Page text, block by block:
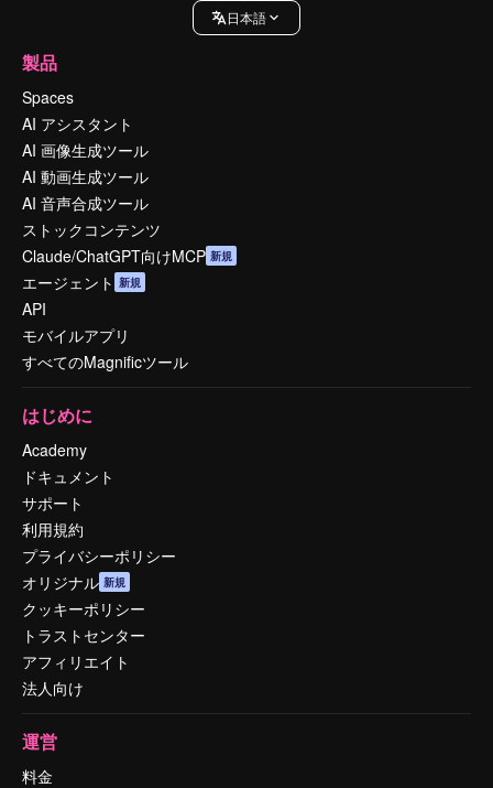
日本語
製品
Spaces
AI アシスタント
AI 画像生成ツール
AI 動画生成ツール
AI 音声合成ツール
ストックコンテンツ
Claude/ChatGPT向けMCP 新規
エージェント 新規
API
モバイルアプリ
すべてのMagnificツール
はじめに
Academy
ドキュメント
サポート
利用規約
プライバシーポリシー
オリジナル 新規
クッキーポリシー
トラストセンター
アフィリエイト
法人向け
運営
料金